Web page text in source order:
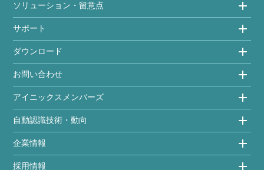
ソリューション・留意点
サポート
ダウンロード
お問い合わせ
アイニックスメンバーズ
自動認識技術・動向
企業情報
採用情報